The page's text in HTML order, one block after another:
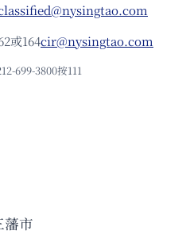
或164cir@nysingtao.com
699-3800按111
藩市